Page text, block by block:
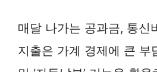
매달 나가는 공과금, 통신
지출은 가계 경제에 큰 부